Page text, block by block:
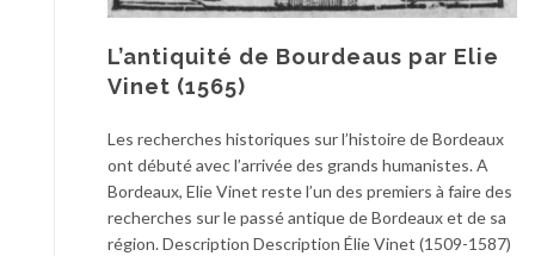
L’antiquité de Bourdeaus par Elie
Vinet (1565)
Les recherches historiques sur l’histoire de Bordeaux
ont débuté avec l’arrivée des grands humanistes. A
Bordeaux, Elie Vinet reste l’un des premiers à faire des
recherches sur le passé antique de Bordeaux et de sa
région. Description Description Élie Vinet (1509-1587)